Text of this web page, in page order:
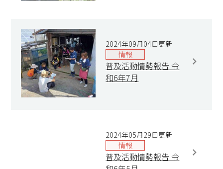
2024年09月04日更新
情報
普及活動情勢報告 令
和6年7月
2024年05月29日更新
情報
普及活動情勢報告 令